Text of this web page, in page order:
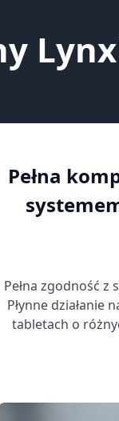
Pełna
Pełna zgodność z
Płynne działanie
tabletach o